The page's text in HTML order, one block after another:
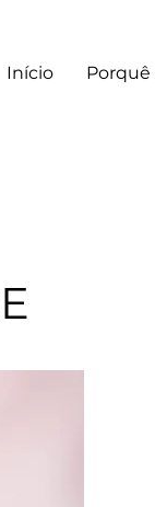
Início Porquê